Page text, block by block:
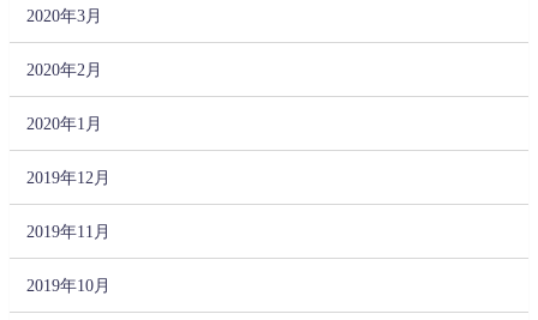
2020年3月
2020年2月
2020年1月
2019年12月
2019年11月
2019年10月